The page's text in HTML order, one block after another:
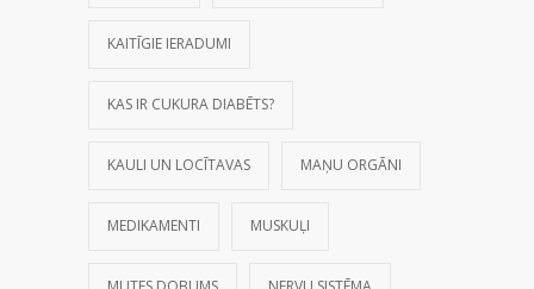
KAITĪGIE IERADUMI
KAS IR CUKURA DIABĒTS?
KAULI UN LOCĪTAVAS MAŅU ORGĀNI
MEDIKAMENTI MUSKUĻI